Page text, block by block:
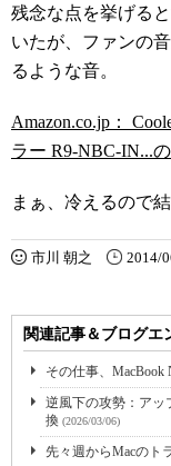
残念な点を挙げる
いたが、ファンの
るような音。
Amazon.co.jp：
ラー R9-NBC-IN...
まぁ、冷えるので
市川 朝之 2014/
関連記事＆ブログエ
その仕事、MacBook
逆風下の攻勢：アッ
換 (2026/03/06)
先々週からMacのト